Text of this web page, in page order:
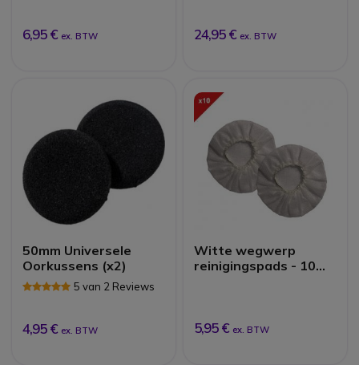
6,95 € ex. BTW 24,95 € ex. BTW
50mm Universele
Oorkussens (x2)
5 van 2 Reviews
4,95 € ex. BTW
Witte wegwerp
reinigingspads - 10
5,95 € ex. BTW